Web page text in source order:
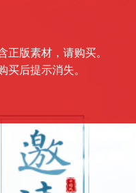
正版素材，请购买。
买后提示消失。